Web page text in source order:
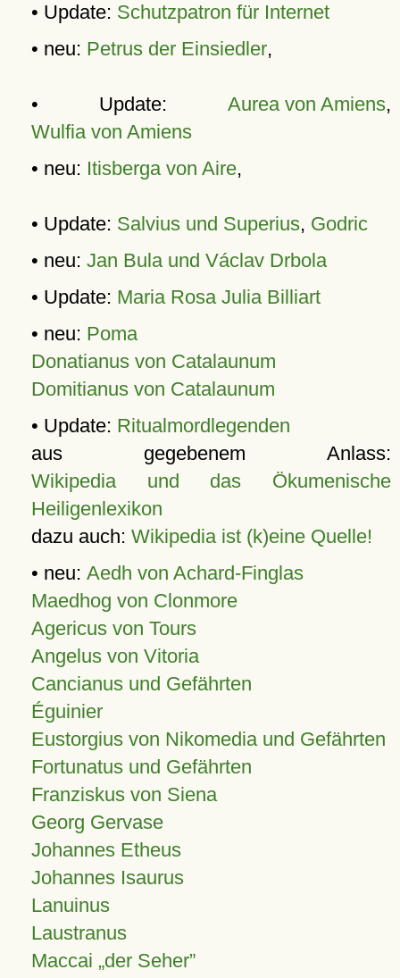
• Update: Schutzpatron für Internet
• neu: Petrus der Einsiedler,
• Update: Aurea von Amiens,
Wulfia von Amiens
• neu: Itisberga von Aire,
• Update: Salvius und Superius, Godric
• neu: Jan Bula und Václav Drbola
• Update: Maria Rosa Julia Billiart
• neu: Poma
Donatianus von Catalaunum
Domitianus von Catalaunum
• Update: Ritualmordlegenden
aus gegebenem Anlass:
Wikipedia und das Ökumenische
Heiligenlexikon
dazu auch: Wikipedia ist (k)eine Quelle!
• neu: Aedh von Achard-Finglas
Maedhog von Clonmore
Agericus von Tours
Angelus von Vitoria
Cancianus und Gefährten
Éguinier
Eustorgius von Nikomedia und Gefährten
Fortunatus und Gefährten
Franziskus von Siena
Georg Gervase
Johannes Etheus
Johannes Isaurus
Lanuinus
Laustranus
Maccai „der Seher”